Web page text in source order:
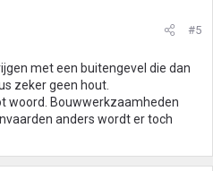
#5
met een buitengevel die dan
zeker geen hout.
woord. Bouwwerkzaamheden
anders wordt er toch